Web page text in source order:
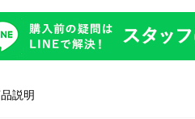
説明